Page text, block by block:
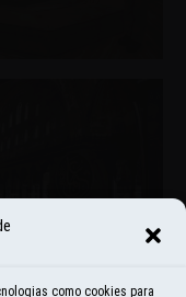
como cookies para